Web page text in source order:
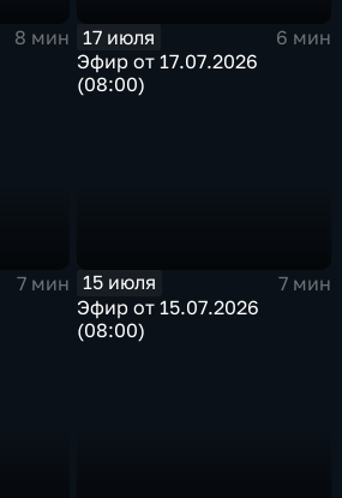
8 мин
17 июля
6 мин
Эфир от 17.07.2026
(08:00)
7 мин
15 июля
7 мин
Эфир от 15.07.2026
(08:00)